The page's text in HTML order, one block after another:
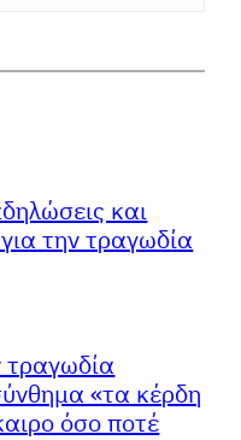
και
την τραγωδία
τραγωδία
«τα κέρδη
όσο ποτέ